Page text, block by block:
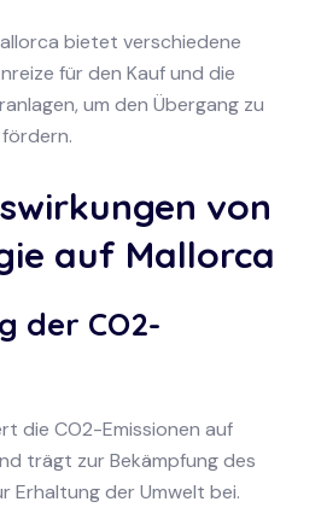
bietet verschiedene
für den Kauf und die
um den Übergang zu
von
auf Mallorca
der CO2-
die CO2-Emissionen auf
trägt zur Bekämpfung des
Erhaltung der Umwelt bei.